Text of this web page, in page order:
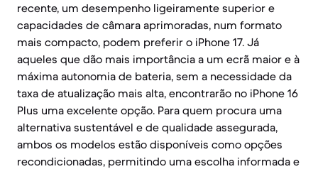
recente, um desempenho ligeiramente superior e
capacidades de câmara aprimoradas, num formato
mais compacto, podem preferir o iPhone 17. Já
aqueles que dão mais importância a um ecrã maior e à
máxima autonomia de bateria, sem a necessidade da
taxa de atualização mais alta, encontrarão no iPhone 16
Plus uma excelente opção. Para quem procura uma
alternativa sustentável e de qualidade assegurada,
ambos os modelos estão disponíveis como opções
recondicionadas, permitindo uma escolha informada e